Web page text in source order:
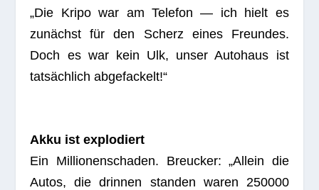
„Die Kripo war am Tele­fon — ich hielt es
zunächst für den Scherz eines Freun­des.
Doch es war kein Ulk, unser Auto­haus ist
tatsächlich abgefackelt!“
Akku ist explodiert
Ein Mil­lio­nen­scha­den. Breu­cker: „Allein die
Autos, die drin­nen stan­den waren 250000